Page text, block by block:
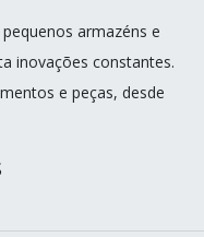
armazéns e
inovações constantes.
e peças, desde